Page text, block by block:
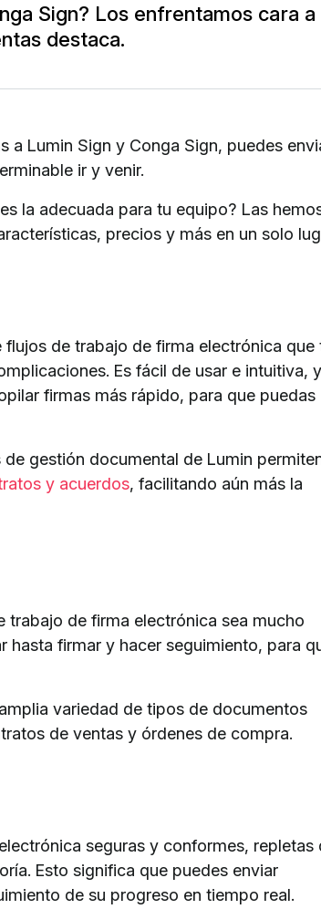
Sign? Los enfrentamos cara a
destaca.
a Lumin Sign y Conga Sign, puedes
ir y venir.
la adecuada para tu equipo? Las
precios y más en un solo
de trabajo de firma electrónica que
Es fácil de usar e intuitiva, y
firmas más rápido, para que puedas
gestión documental de Lumin
y acuerdos, facilitando aún más la
trabajo de firma electrónica sea mucho
hasta firmar y hacer seguimiento, para
variedad de tipos de documentos
de ventas y órdenes de compra.
seguras y conformes, repletas
Esto significa que puedes enviar
de su progreso en tiempo real.